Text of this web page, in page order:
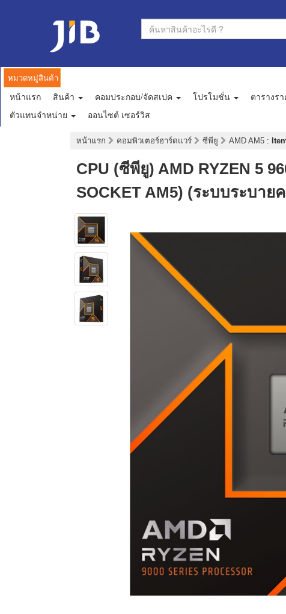
หมวดหมู่สินค้า
หน้าแรก สินค้า คอมประกอบ/จัดสเปค โปรโมชั่น ตารางร
ตัวแทนจำหน่าย
ออนไซต์ เซอร์วิส
หน้าแรก คอมพิวเตอร์ฮาร์ดแวร์ ซีพียู AMD AM5 :
CPU (ซีพียู) AMD RYZEN 5
SOCKET AM5) (ระบบระบา